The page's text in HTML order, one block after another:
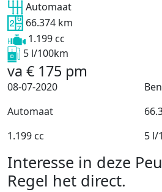
Automaat
66.374 km
1.199 cc
5 l/100km
va € 175 pm
08-07-2020
Automaat
1.199 cc
5 l/
Interesse in deze
Regel het direct.